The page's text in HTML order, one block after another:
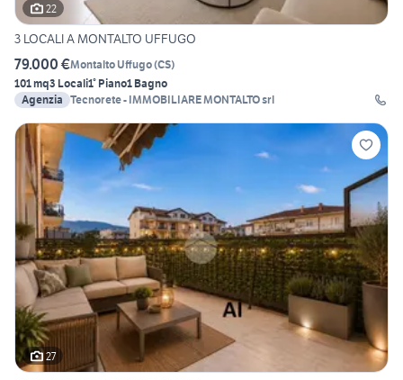
22
3 LOCALI A MONTALTO UFFUGO
79.000 €Montalto Uffugo(CS)
101 mq3 Locali1° Piano1 Bagno
Agenzia Tecnorete - IMMOBILIARE MONTALTO srl
27